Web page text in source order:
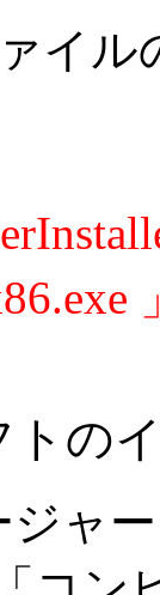
ァイ
の
ジャ